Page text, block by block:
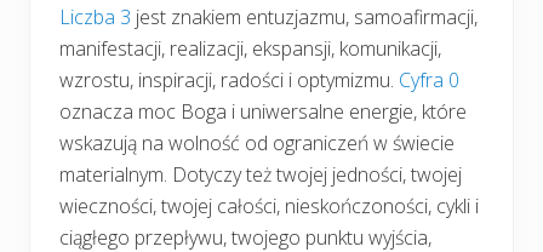
Liczba 3 jest znakiem entuzjazmu, samoafirmacji,
manifestacji, realizacji, ekspansji, komunikacji,
wzrostu, inspiracji, radości i optymizmu. Cyfra 0
oznacza moc Boga i uniwersalne energie, które
wskazują na wolność od ograniczeń w świecie
materialnym. Dotyczy też twojej jedności, twojej
wieczności, twojej całości, nieskończoności, cykli i
ciągłego przepływu, twojego punktu wyjścia,